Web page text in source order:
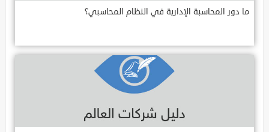
ما دور المحاسبة الإدارية في النظام المحاسبي؟